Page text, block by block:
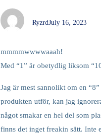
RyzrdJuly 16, 2023
mmmmwwwwaaah!
Med “1” är obetydlig liksom
Jag är mest sannolikt om en
produkten utför, kan jag
något smakar en hel del som
finns det inget freakin sätt. Inte